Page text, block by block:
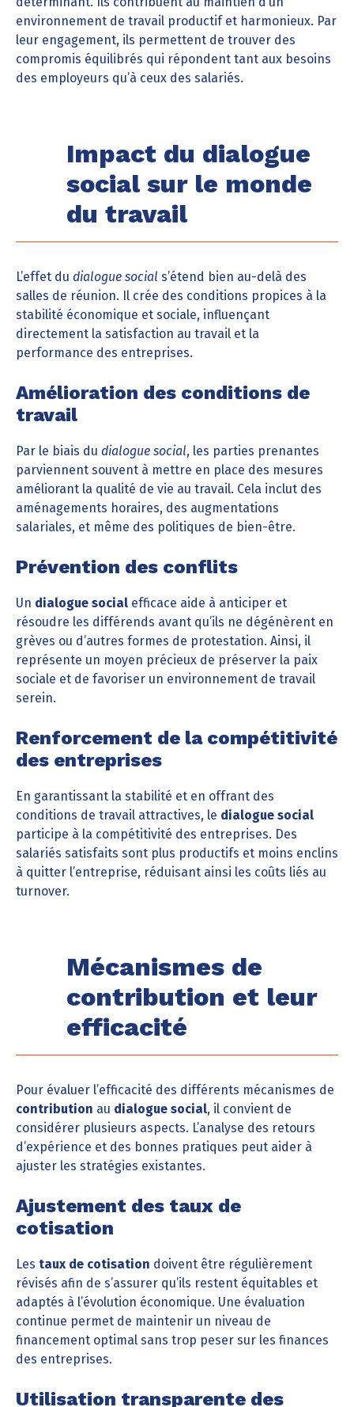
environnement de travail productif et harmonieux. Par
leur engagement, ils permettent de trouver des
compromis équilibrés qui répondent tant aux besoins
des employeurs qu’à ceux des salariés.
Impact du dialogue
social sur le monde
du travail
L’effet du dialogue social s’étend bien au-delà des
salles de réunion. Il crée des conditions propices à la
stabilité économique et sociale, influençant
directement la satisfaction au travail et la
performance des entreprises.
Amélioration des conditions de
travail
Par le biais du dialogue social, les parties prenantes
parviennent souvent à mettre en place des mesures
améliorant la qualité de vie au travail. Cela inclut des
aménagements horaires, des augmentations
salariales, et même des politiques de bien-être.
Prévention des conflits
Un dialogue social efficace aide à anticiper et
résoudre les différends avant qu’ils ne dégénèrent en
grèves ou d’autres formes de protestation. Ainsi, il
représente un moyen précieux de préserver la paix
sociale et de favoriser un environnement de travail
serein.
Renforcement de la compétitivité
des entreprises
En garantissant la stabilité et en offrant des
conditions de travail attractives, le dialogue social
participe à la compétitivité des entreprises. Des
salariés satisfaits sont plus productifs et moins enclins
à quitter l’entreprise, réduisant ainsi les coûts liés au
turnover.
Mécanismes de
contribution et leur
efficacité
Pour évaluer l’efficacité des différents mécanismes de
contribution au dialogue social, il convient de
considérer plusieurs aspects. L’analyse des retours
d’expérience et des bonnes pratiques peut aider à
ajuster les stratégies existantes.
Ajustement des taux de
cotisation
Les taux de cotisation doivent être régulièrement
révisés afin de s’assurer qu’ils restent équitables et
adaptés à l’évolution économique. Une évaluation
continue permet de maintenir un niveau de
financement optimal sans trop peser sur les finances
des entreprises.
Utilisation transparente des